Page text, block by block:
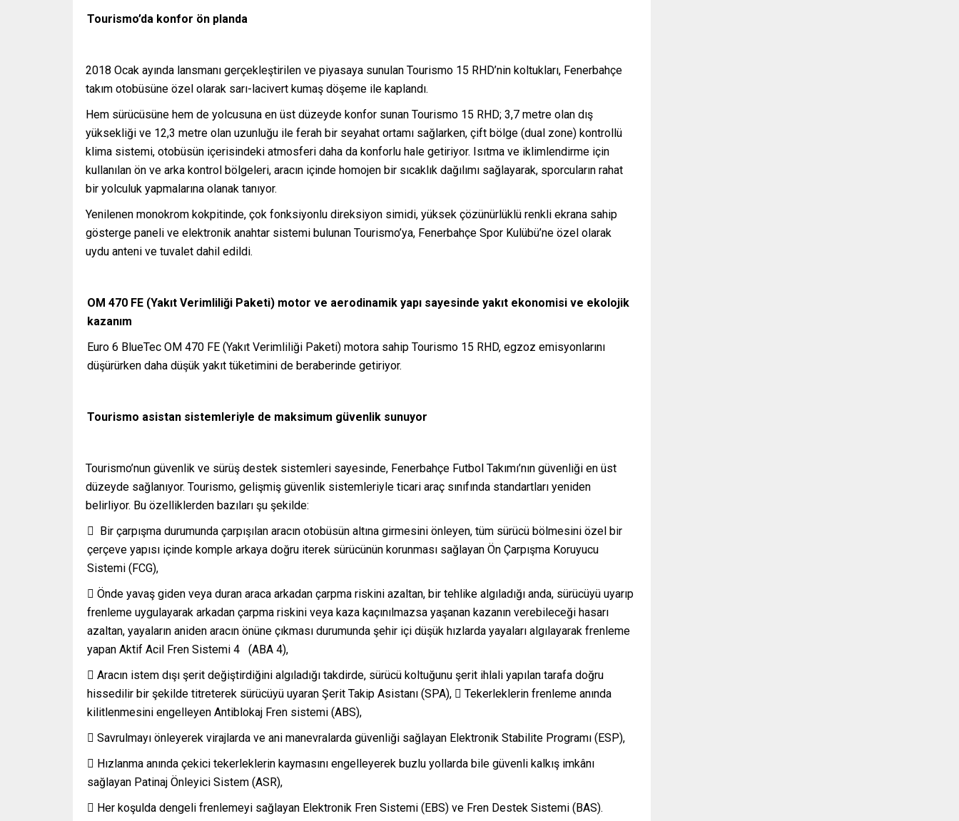
Tourismo’da konfor ön planda
2018 Ocak ayında lansmanı gerçekleştirilen ve piyasaya sunulan Tourismo 15 RHD’nin koltukları, Fenerbahçe
takım otobüsüne özel olarak sarı-lacivert kumaş döşeme ile kaplandı.
Hem sürücüsüne hem de yolcusuna en üst düzeyde konfor sunan Tourismo 15 RHD; 3,7 metre olan dış
yüksekliği ve 12,3 metre olan uzunluğu ile ferah bir seyahat ortamı sağlarken, çift bölge (dual zone) kontrollü
klima sistemi, otobüsün içerisindeki atmosferi daha da konforlu hale getiriyor. Isıtma ve iklimlendirme için
kullanılan ön ve arka kontrol bölgeleri, aracın içinde homojen bir sıcaklık dağılımı sağlayarak, sporcuların rahat
bir yolculuk yapmalarına olanak tanıyor.
Yenilenen monokrom kokpitinde, çok fonksiyonlu direksiyon simidi, yüksek çözünürlüklü renkli ekrana sahip
gösterge paneli ve elektronik anahtar sistemi bulunan Tourismo’ya, Fenerbahçe Spor Kulübü’ne özel olarak
uydu anteni ve tuvalet dahil edildi.
OM 470 FE (Yakıt Verimliliği Paketi) motor ve aerodinamik yapı sayesinde yakıt ekonomisi ve ekolojik
kazanım
Euro 6 BlueTec OM 470 FE (Yakıt Verimliliği Paketi) motora sahip Tourismo 15 RHD, egzoz emisyonlarını
düşürürken daha düşük yakıt tüketimini de beraberinde getiriyor.
Tourismo asistan sistemleriyle de maksimum güvenlik sunuyor
Tourismo’nun güvenlik ve sürüş destek sistemleri sayesinde, Fenerbahçe Futbol Takımı’nın güvenliği en üst
düzeyde sağlanıyor. Tourismo, gelişmiş güvenlik sistemleriyle ticari araç sınıfında standartları yeniden
belirliyor. Bu özelliklerden bazıları şu şekilde:
 Bir çarpışma durumunda çarpışılan aracın otobüsün altına girmesini önleyen, tüm sürücü bölmesini özel bir
çerçeve yapısı içinde komple arkaya doğru iterek sürücünün korunması sağlayan Ön Çarpışma Koruyucu
Sistemi (FCG),
 Önde yavaş giden veya duran araca arkadan çarpma riskini azaltan, bir tehlike algıladığı anda, sürücüyü uyarıp
frenleme uygulayarak arkadan çarpma riskini veya kaza kaçınılmazsa yaşanan kazanın verebileceği hasarı
azaltan, yayaların aniden aracın önüne çıkması durumunda şehir içi düşük hızlarda yayaları algılayarak frenleme
yapan Aktif Acil Fren Sistemi 4 (ABA 4),
 Aracın istem dışı şerit değiştirdiğini algıladığı takdirde, sürücü koltuğunu şerit ihlali yapılan tarafa doğru
hissedilir bir şekilde titreterek sürücüyü uyaran Şerit Takip Asistanı (SPA),  Tekerleklerin frenleme anında
kilitlenmesini engelleyen Antiblokaj Fren sistemi (ABS),
 Savrulmayı önleyerek virajlarda ve ani manevralarda güvenliği sağlayan Elektronik Stabilite Programı (ESP),
 Hızlanma anında çekici tekerleklerin kaymasını engelleyerek buzlu yollarda bile güvenli kalkış imkânı
sağlayan Patinaj Önleyici Sistem (ASR),
 Her koşulda dengeli frenlemeyi sağlayan Elektronik Fren Sistemi (EBS) ve Fren Destek Sistemi (BAS).